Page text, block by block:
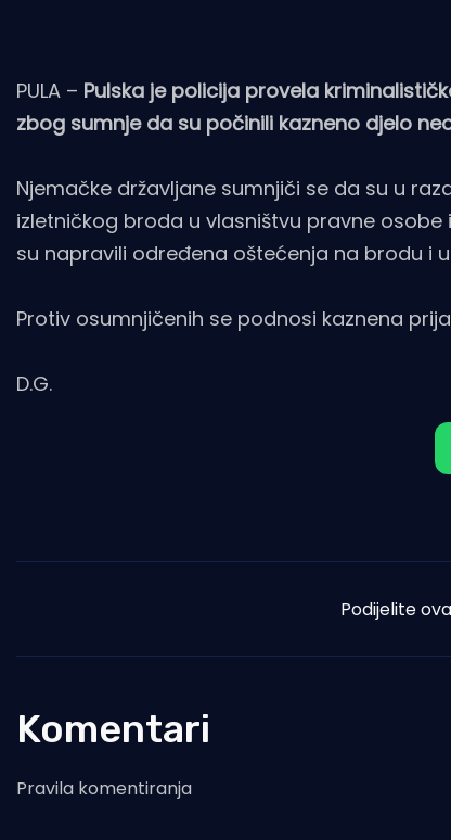
PULA – Pulska je policija provela
zbog sumnje da su počinili kazneno djelo
Njemačke državljane sumnjiči se da su u
izletničkog broda u vlasništvu pravne
su napravili određena oštećenja na brodu i
Protiv osumnjičenih se podnosi kaznena
D.G.
Podijelite
Komentari
Pravila komentiranja